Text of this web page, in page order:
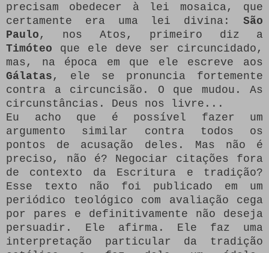
precisam obedecer à lei mosaica, que
certamente era uma lei divina: São
Paulo , nos Atos, primeiro diz a
Timóteo que ele deve ser circuncidado,
mas, na época em que ele escreve aos
Gálatas , ele se pronuncia fortemente
contra a circuncisão. O que mudou. As
circunstâncias. Deus nos livre...
Eu acho que é possível fazer um
argumento similar contra todos os
pontos de acusação deles. Mas não é
preciso, não é? Negociar citações fora
de contexto da Escritura e tradição?
Esse texto não foi publicado em um
periódico teológico com avaliação cega
por pares e definitivamente não deseja
persuadir. Ele afirma. Ele faz uma
interpretação particular da tradição